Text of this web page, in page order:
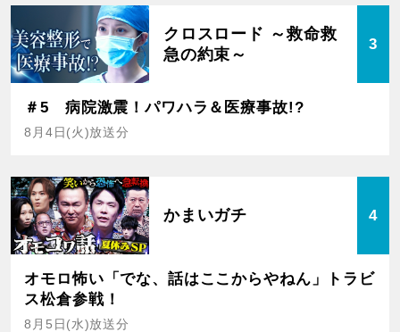
クロスロード ～救命救
急の約束～
3
＃5 病院激震！パワハラ＆医療事故!?
8月4日(火)放送分
かまいガチ 4
オモロ怖い「でな、話はここからやねん」トラビ
ス松倉参戦！
8月5日(水)放送分